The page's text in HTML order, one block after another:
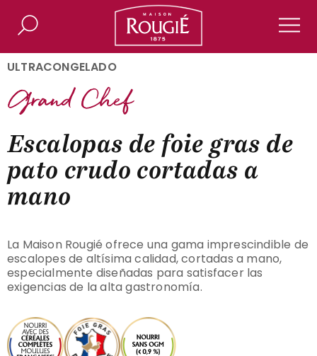
Maison Rougié
Buscar
ULTRACONGELADO
Escalopas de foie gras de
pato crudo cortadas a
mano
La Maison Rougié ofrece una gama imprescindible de
escalopes de altísima calidad, cortadas a mano,
especialmente diseñadas para satisfacer las
exigencias de la alta gastronomía.